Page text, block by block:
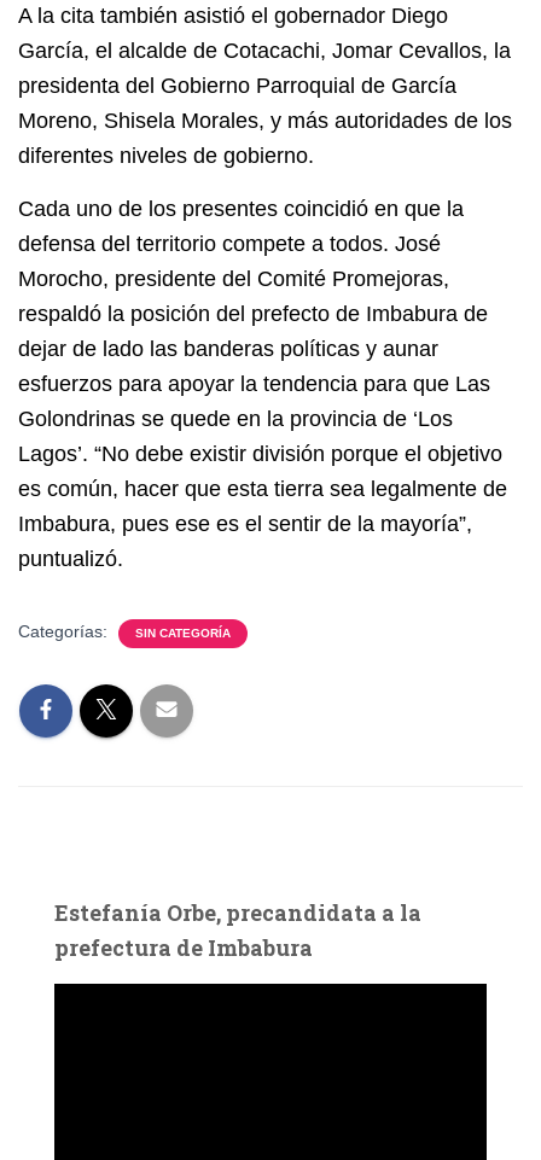
A la cita también asistió el gobernador Diego
García, el alcalde de Cotacachi, Jomar Cevallos, la
presidenta del Gobierno Parroquial de García
Moreno, Shisela Morales, y más autoridades de los
diferentes niveles de gobierno.
Cada uno de los presentes coincidió en que la
defensa del territorio compete a todos. José
Morocho, presidente del Comité Promejoras,
respaldó la posición del prefecto de Imbabura de
dejar de lado las banderas políticas y aunar
esfuerzos para apoyar la tendencia para que Las
Golondrinas se quede en la provincia de ‘Los
Lagos’. “No debe existir división porque el objetivo
es común, hacer que esta tierra sea legalmente de
Imbabura, pues ese es el sentir de la mayoría”,
puntualizó.
Categorías: SIN CATEGORÍA
Estefanía Orbe, precandidata a la
prefectura de Imbabura